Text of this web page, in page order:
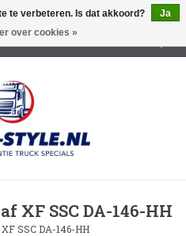
XF SSC DA-146-HH
SSC DA-146-HH
te verbeteren. Is dat akkoord?
Ja
over cookies »